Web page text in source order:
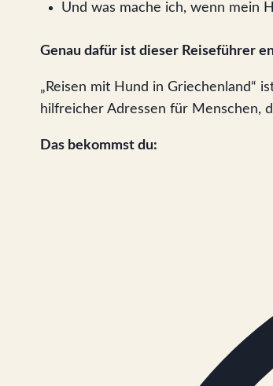
Und was mache ich, wenn mein
Genau dafür ist dieser Reiseführer
„Reisen mit Hund in Griechenland“
hilfreicher Adressen für Menschen,
Das bekommst du: